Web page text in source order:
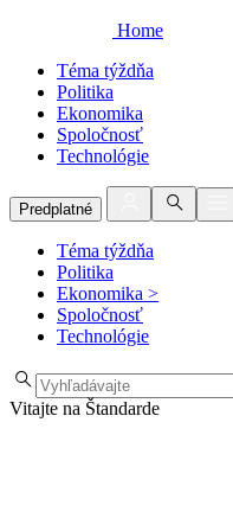
Home
Téma týždňa
Politika
Ekonomika
Spoločnosť
Technológie
Predplatné
Téma týždňa
Politika
Ekonomika >
Spoločnosť
Technológie
Vitajte na Štandarde